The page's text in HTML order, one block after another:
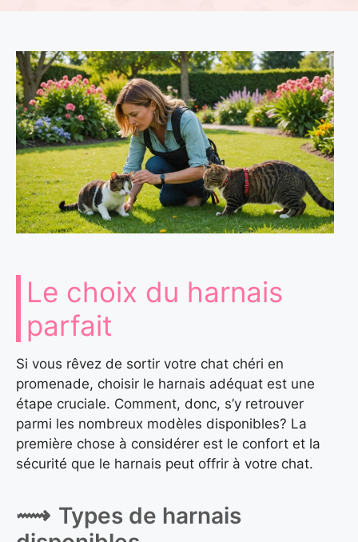
Le choix du harnais
parfait
Si vous rêvez de sortir votre chat chéri en
promenade, choisir le harnais adéquat est une
étape cruciale. Comment, donc, s’y retrouver
parmi les nombreux modèles disponibles? La
première chose à considérer est le confort et la
sécurité que le harnais peut offrir à votre chat.
Types de harnais